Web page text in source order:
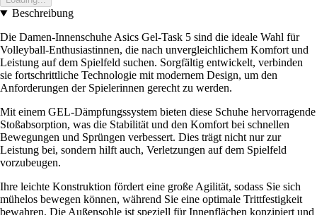
Beschreibung
Die Damen-Innenschuhe Asics Gel-Task 5 sind die ideale Wahl für
Volleyball-Enthusiastinnen, die nach unvergleichlichem Komfort und
Leistung auf dem Spielfeld suchen. Sorgfältig entwickelt, verbinden
sie fortschrittliche Technologie mit modernem Design, um den
Anforderungen der Spielerinnen gerecht zu werden.
Mit einem GEL-Dämpfungssystem bieten diese Schuhe hervorragende
Stoßabsorption, was die Stabilität und den Komfort bei schnellen
Bewegungen und Sprüngen verbessert. Dies trägt nicht nur zur
Leistung bei, sondern hilft auch, Verletzungen auf dem Spielfeld
vorzubeugen.
Ihre leichte Konstruktion fördert eine große Agilität, sodass Sie sich
mühelos bewegen können, während Sie eine optimale Trittfestigkeit
bewahren. Die Außensohle ist speziell für Innenflächen konzipiert und